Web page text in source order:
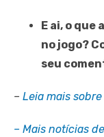
E ai, o que
no jogo?
seu
– Leia mais
– Mais notícias